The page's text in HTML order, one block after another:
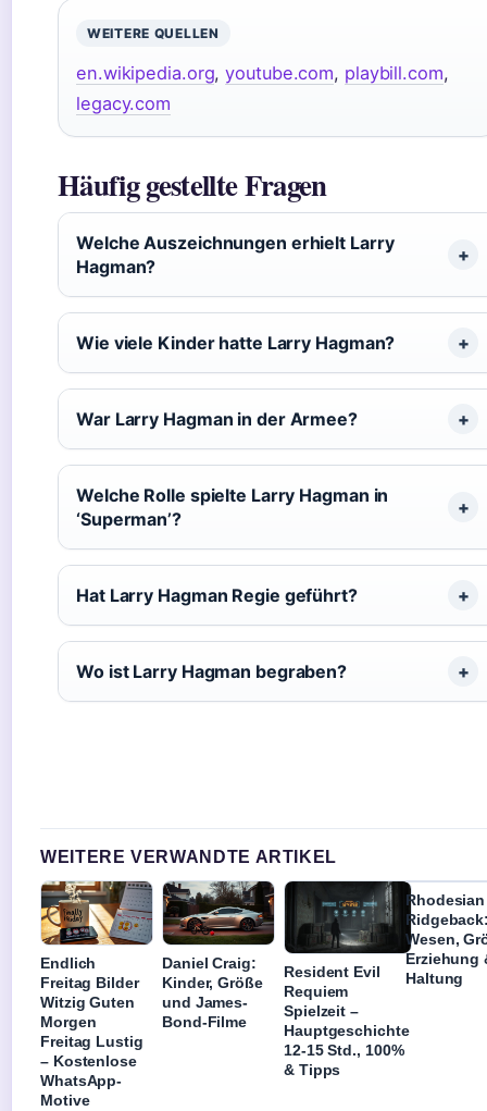
WEITERE QUELLEN
en.wikipedia.org,youtube.com, playbill.com,
legacy.com
Häufig gestellte Fragen
Welche Auszeichnungen erhielt Larry
Hagman?
Wie viele Kinder hatte Larry Hagman?
War Larry Hagman in der Armee?
Welche Rolle spielte Larry Hagman in
‘Superman’?
Hat Larry Hagman Regie geführt?
Wo ist Larry Hagman begraben?
WEITERE VERWANDTE ARTIKEL
Endlich
Freitag Bilder
Witzig Guten
Morgen
Freitag Lustig
– Kostenlose
WhatsApp-
Motive
Daniel Craig:
Kinder, Größe
und James-
Bond-Filme
Resident Evil
Requiem
Spielzeit –
Hauptgeschichte
12-15 Std., 100%
& Tipps
Rhodesian
Wesen,
Erziehung
Haltung